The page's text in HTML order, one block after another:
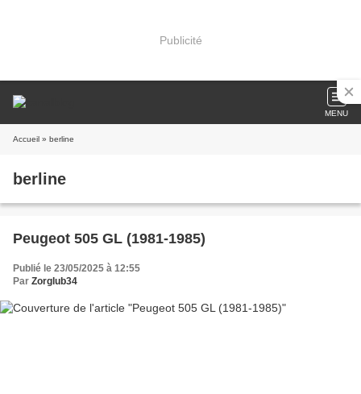
Publicité
MENU
Accueil » berline
berline
Peugeot 505 GL (1981-1985)
Publié le 23/05/2025 à 12:55
Par Zorglub34